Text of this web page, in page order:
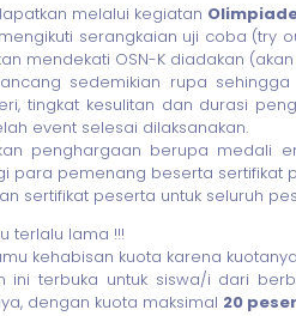
melalui kegiatan
serangkaian uji coba (try
mendekati OSN-K diadakan
sedemikian rupa
tingkat kesulitan dan durasi
event selesai dilaksanakan.
penghargaan berupa medali
para pemenang beserta sertifikat
sertifikat peserta untuk seluruh
terlalu lama !!!
kehabisan kuota karena
ini terbuka untuk siswa/i dari
dengan kuota maksimal 20